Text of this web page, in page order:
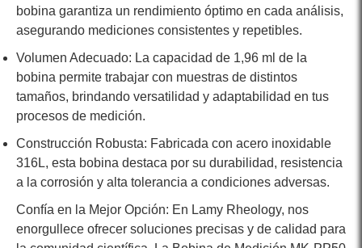
bobina garantiza un rendimiento óptimo en cada análisis,
asegurando mediciones consistentes y repetibles.
Volumen Adecuado: La capacidad de 1,96 ml de la
bobina permite trabajar con muestras de distintos
tamaños, brindando versatilidad y adaptabilidad en tus
procesos de medición.
Construcción Robusta: Fabricada con acero inoxidable
316L, esta bobina destaca por su durabilidad, resistencia
a la corrosión y alta tolerancia a condiciones adversas.
Confía en la Mejor Opción: En Lamy Rheology, nos
enorgullece ofrecer soluciones precisas y de calidad para